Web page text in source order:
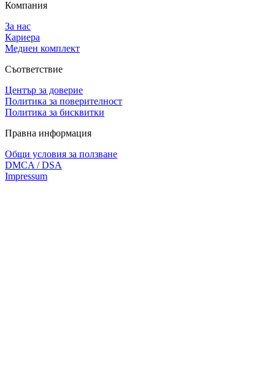
Компания
За нас
Кариера
Медиен комплект
Съответствие
Център за доверие
Политика за поверителност
Политика за бисквитки
Правна информация
Общи условия за ползване
DMCA / DSA
Impressum